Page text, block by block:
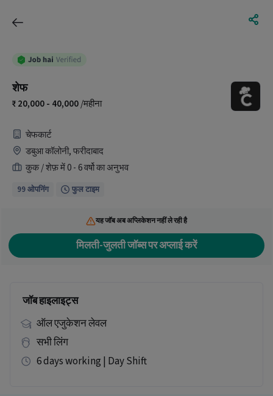
शेफ
20,000 - 40,000/महीना
चेफकार्ट
डबुआ कॉलोनी, फरीदाबाद
कुक / शेफ़ में 0 - 6 वर्षो का अनुभव
99 ओपनिंग फुल टाइम
यह जॉब अब अप्लिकेशन नहीं ले रही है
मिलती-जुलती जॉब्स पर अप्लाई करें
जॉब हाइलाइट्स
ऑल एजुकेशन लेवल
सभी लिंग
6 days working | Day Shift